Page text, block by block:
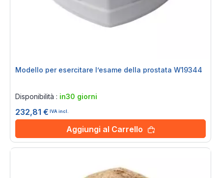
Modello per esercitare l’esame della prostata W19344
Disponibilità : in30 giorni
232,81 € IVA incl.
Aggiungi al Carrello